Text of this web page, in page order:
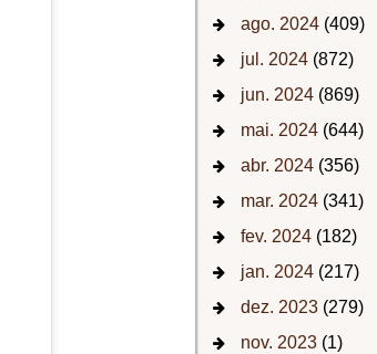
ago. 2024(409)
jul. 2024(872)
jun. 2024(869)
mai. 2024(644)
abr. 2024(356)
mar. 2024(341)
fev. 2024(182)
jan. 2024(217)
dez. 2023(279)
nov. 2023(1)